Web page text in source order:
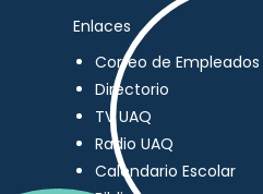
Enlaces
Correo de Empleados
Directorio
TV UAQ
Radio UAQ
Calendario Escolar